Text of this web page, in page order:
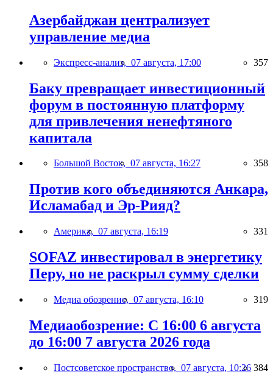
Азербайджан централизует
управление медиа
Экспресс-анализ, 07 августа, 17:00 357
Баку превращает инвестиционный
форум в постоянную платформу
для привлечения ненефтяного
капитала
Большой Восток, 07 августа, 16:27 358
Против кого объединяются Анкара,
Исламабад и Эр-Рияд?
Америка, 07 августа, 16:19 331
SOFAZ инвестировал в энергетику
Перу, но не раскрыл сумму сделки
Медиа обозрение, 07 августа, 16:10 319
Медиаобозрение: С 16:00 6 августа
до 16:00 7 августа 2026 года
Постсоветское пространство, 07 августа, 10:26 384